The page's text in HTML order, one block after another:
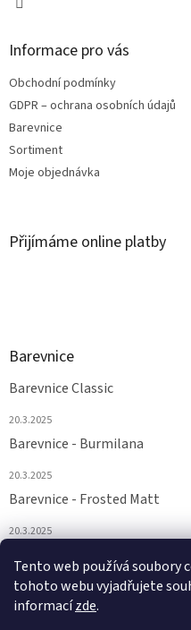
Tento web používá soubory
tohoto webu vyjadřujete
informacízde.
Informace pro vás
Obchodní podmínky
GDPR – ochrana osobních údajů
Barevnice
Sortiment
Moje objednávka
Přijímáme online platby
Barevnice
Barevnice Classic
20.3.2025
Barevnice - Burmilana
20.3.2025
Barevnice - Frosted Matt
20.3.2025
20.3.2025